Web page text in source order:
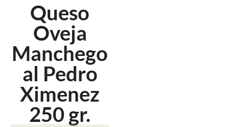
Queso
Oveja
Manchego
al Pedro
Ximenez
250 gr.